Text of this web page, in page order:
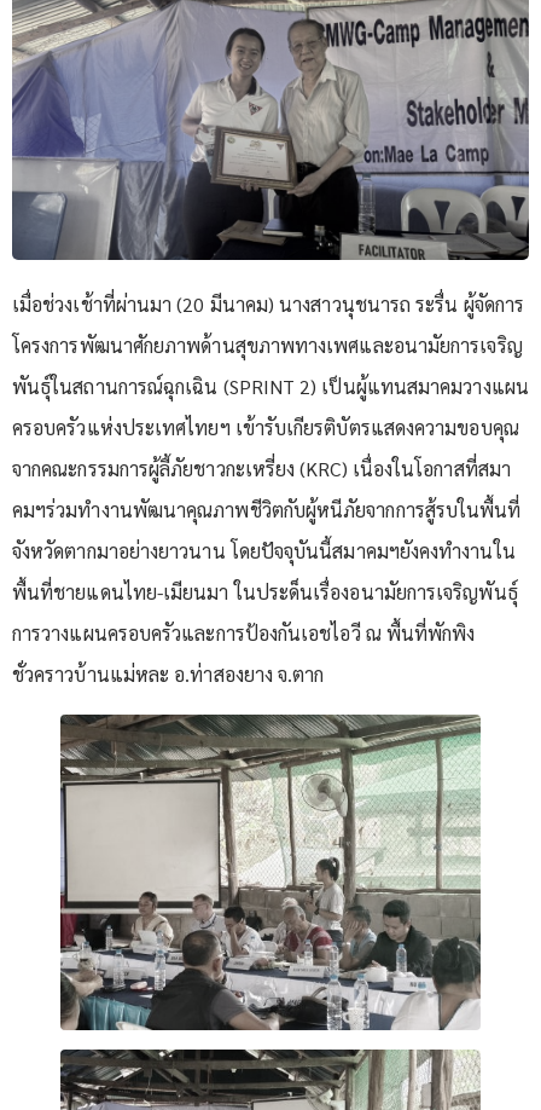
เมื่อช่วงเช้าที่ผ่านมา (20 มีนาคม) นางสาวนุชนารถ ระรื่น ผู้จัดการ
โครงการพัฒนาศักยภาพด้านสุขภาพทางเพศและอนามัยการเจริญ
พันธุ์ในสถานการณ์ฉุกเฉิน (SPRINT 2) เป็นผู้แทนสมาคมวางแผน
ครอบครัวแห่งประเทศไทยฯ เข้ารับเกียรติบัตรแสดงความขอบคุณ
จากคณะกรรมการผู้ลี้ภัยชาวกะเหรี่ยง (KRC) เนื่องในโอกาสที่สมา
คมฯร่วมทำงานพัฒนาคุณภาพชีวิตกับผู้หนีภัยจากการสู้รบในพื้นที่
จังหวัดตากมาอย่างยาวนาน โดยปัจจุบันนี้สมาคมฯยังคงทำงานใน
พื้นที่ชายแดนไทย-เมียนมา ในประด็นเรื่องอนามัยการเจริญพันธุ์
การวางแผนครอบครัวและการป้องกันเอชไอวี ณ พื้นที่พักพิง
ชั่วคราวบ้านแม่หละ อ.ท่าสองยาง จ.ตาก